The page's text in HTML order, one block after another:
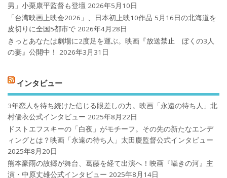
男」小栗康平監督も登壇 2026年5月10日
「台湾映画上映会2026」、日本初上映10作品 5月16日の北海道を
皮切りに全国5都市で 2026年4月28日
きっとあなたは劇場に2度足を運ぶ。映画『放送禁止 ぼくの3人
の妻』公開中！
2026年3月31日
インタビュー
3年恋人を待ち続けた信じる眼差しの力。映画「永遠の待ち人」北
村優衣公式インタビュー 2025年8月22日
ドストエフスキーの「白夜」がモチーフ。その先の新たなエンデ
ィングとは？映画「永遠の待ち人」太田慶監督公式インタビュー
2025年8月20日
熊本豪雨の故郷が舞台、葛藤を経て出演へ！映画『囁きの河』主
演・中原丈雄公式インタビュー 2025年8月14日